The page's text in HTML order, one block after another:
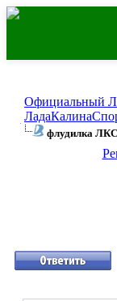
Официальный
флудилка